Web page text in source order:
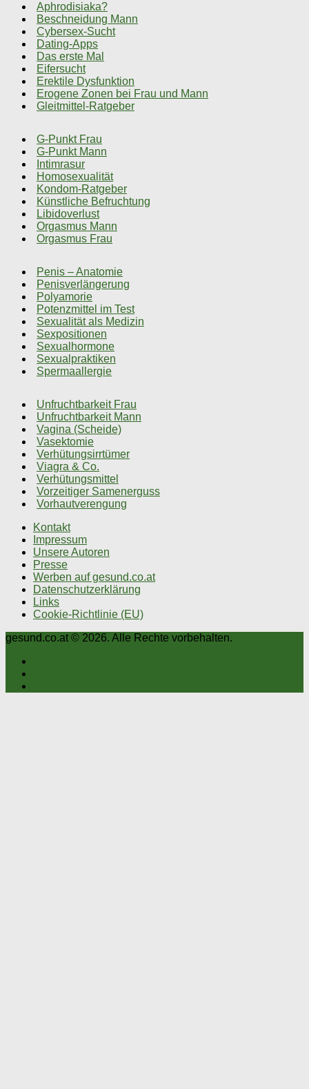
Aphrodisiaka?
Beschneidung Mann
Cybersex-Sucht
Dating-Apps
Das erste Mal
Eifersucht
Erektile Dysfunktion
Erogene Zonen bei Frau und Mann
Gleitmittel-Ratgeber
G-Punkt Frau
G-Punkt Mann
Intimrasur
Homosexualität
Kondom-Ratgeber
Künstliche Befruchtung
Libidoverlust
Orgasmus Mann
Orgasmus Frau
Penis – Anatomie
Penisverlängerung
Polyamorie
Potenzmittel im Test
Sexualität als Medizin
Sexpositionen
Sexualhormone
Sexualpraktiken
Spermaallergie
Unfruchtbarkeit Frau
Unfruchtbarkeit Mann
Vagina (Scheide)
Vasektomie
Verhütungsirrtümer
Viagra & Co.
Verhütungsmittel
Vorzeitiger Samenerguss
Vorhautverengung
Kontakt
Impressum
Unsere Autoren
Presse
Werben auf gesund.co.at
Datenschutzerklärung
Links
Cookie-Richtlinie (EU)
gesund.co.at © 2026. Alle Rechte vorbehalten.